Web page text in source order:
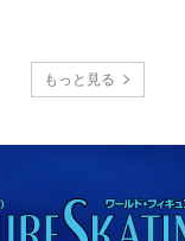
もっと見る